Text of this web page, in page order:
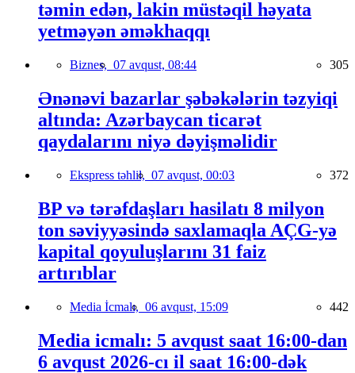
təmin edən, lakin müstəqil həyata
yetməyən əməkhaqqı
Biznes, 07 avqust, 08:44 305
Ənənəvi bazarlar şəbəkələrin təzyiqi
altında: Azərbaycan ticarət
qaydalarını niyə dəyişməlidir
Ekspress təhlil, 07 avqust, 00:03 372
BP və tərəfdaşları hasilatı 8 milyon
ton səviyyəsində saxlamaqla AÇG-yə
kapital qoyuluşlarını 31 faiz
artırıblar
Media İcmalı, 06 avqust, 15:09 442
Media icmalı: 5 avqust saat 16:00-dan
6 avqust 2026-cı il saat 16:00-dək